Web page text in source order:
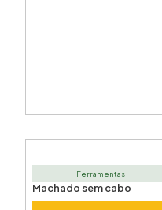
Ferramentas
Machado sem cabo